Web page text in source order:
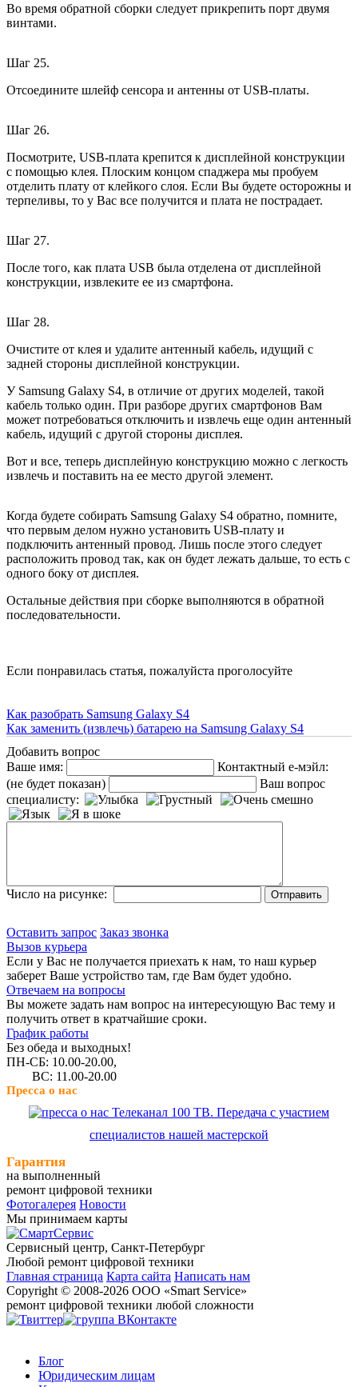
Во время обратной сборки следует прикрепить порт двумя
винтами.
Шаг 25.
Отсоедините шлейф сенсора и антенны от USB-платы.
Шаг 26.
Посмотрите, USB-плата крепится к дисплейной конструкции
с помощью клея. Плоским концом спаджера мы пробуем
отделить плату от клейкого слоя. Если Вы будете осторожны и
терпеливы, то у Вас все получится и плата не пострадает.
Шаг 27.
После того, как плата USB была отделена от дисплейной
конструкции, извлеките ее из смартфона.
Шаг 28.
Очистите от клея и удалите антенный кабель, идущий с
задней стороны дисплейной конструкции.
У Samsung Galaxy S4, в отличие от других моделей, такой
кабель только один. При разборе других смартфонов Вам
может потребоваться отключить и извлечь еще один антенный
кабель, идущий с другой стороны дисплея.
Вот и все, теперь дисплейную конструкцию можно с легкость
извлечь и поставить на ее место другой элемент.
Когда будете собирать Samsung Galaxy S4 обратно, помните,
что первым делом нужно установить USB-плату и
подключить антенный провод. Лишь после этого следует
расположить провод так, как он будет лежать дальше, то есть с
одного боку от дисплея.
Остальные действия при сборке выполняются в обратной
последовательности.
Если понравилась статья, пожалуйста проголосуйте
Как разобрать Samsung Galaxy S4
Как заменить (извлечь) батарею на Samsung Galaxy S4
Добавить вопрос
Ваше имя:
Контактный е-мэйл:
(не будет показан)
Ваш вопрос
специалисту:
Число на рисунке:
Оставить запрос Заказ звонка
Вызов курьера
Если у Вас не получается приехать к нам, то наш курьер
заберет Ваше устройство там, где Вам будет удобно.
Отвечаем на вопросы
Вы можете задать нам вопрос на интересующую Вас тему и
получить ответ в кратчайшие сроки.
График работы
Без обеда и выходных!
ПН-СБ: 10.00-20.00,
ВС: 11.00-20.00
Пресса о нас
Телеканал 100 ТВ. Передача с участием
специалистов нашей мастерской
Гарантия
на выполненный
ремонт цифровой техники
Фотогалерея Новости
Мы принимаем карты
Сервисный центр, Cанкт-Петербург
Любой ремонт цифровой техники
Главная страница Карта сайта Написать нам
Copyright © 2008-2026 ООО «Smart Service»
ремонт цифровой техники любой сложности
Блог
Юридическим лицам